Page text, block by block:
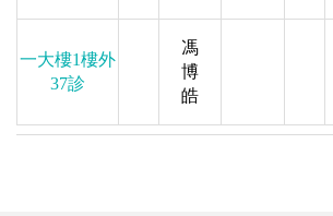
一大樓1樓外
37診
馮
博
皓